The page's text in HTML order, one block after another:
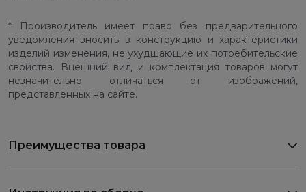
* Производитель имеет право без предварительного
уведомления вносить в конструкцию и характеристики
изделий изменения, не ухудшающие их потребительские
свойства. Внешний вид и комплектация товаров могут
незначительно отличаться от изображений,
представленных на сайте.
Преимущества товара